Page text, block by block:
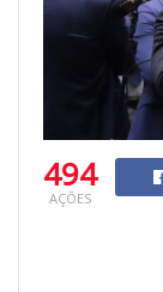
494
AÇÕES